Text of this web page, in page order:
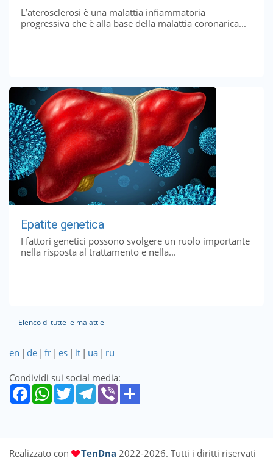
L’aterosclerosi è una malattia infiammatoria
progressiva che è alla base della malattia coronarica...
Epatite genetica
I fattori genetici possono svolgere un ruolo importante
nella risposta al trattamento e nella...
Elenco di tutte le malattie
en | de | fr | es | it | ua | ru
Condividi sui social media:
Realizzato con TenDna 2022-2026. Tutti i diritti riservati